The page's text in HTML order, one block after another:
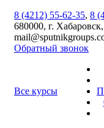
8 (4212) 55-62-35, 8
680000, г.
Обратный звонок
Все курсы